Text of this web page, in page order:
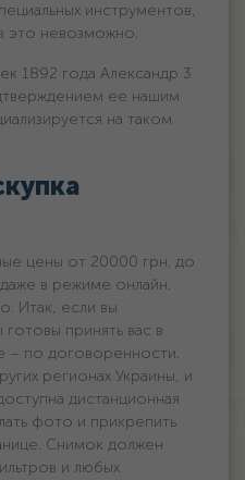
инструментов,
это невозможно.
1892 года Александр 3
ее нашим
на таком
цены oт 20000 грн. дo
в режиме онлайн.
Итак, если вы
принять вас в
по договоренности.
регионах Украины, и
дистанционная
фото и прикрепить
Снимок должен
и любых